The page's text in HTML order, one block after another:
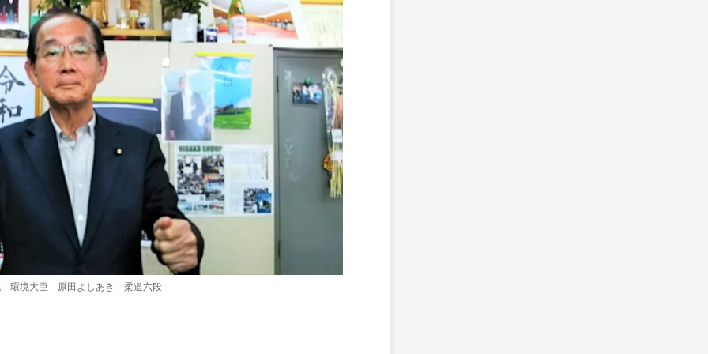
環境大臣 原田よしあき 柔道六段